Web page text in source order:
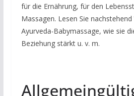
für die Ernährung, für den
Massagen. Lesen Sie
Ayurveda-Babymassage, wie sie
Beziehung stärkt u. v. m.